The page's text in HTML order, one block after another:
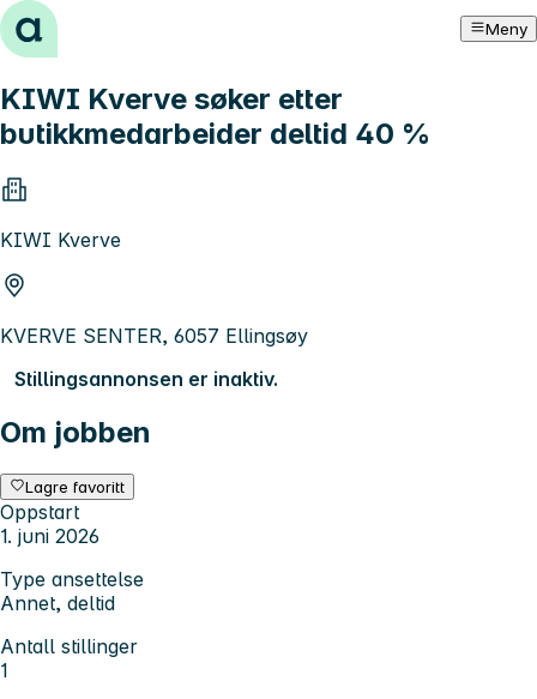
Hopp til innhold Meny
KIWI Kverve søker etter
butikkmedarbeider deltid 40 %
KIWI Kverve
KVERVE SENTER, 6057 Ellingsøy
Stillingsannonsen er inaktiv.
Om jobben
Lagre favoritt
Oppstart
1. juni 2026
Type ansettelse
Annet, deltid
Antall stillinger
1